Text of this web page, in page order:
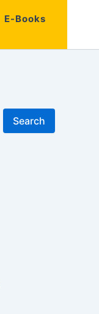
E-Books
Search